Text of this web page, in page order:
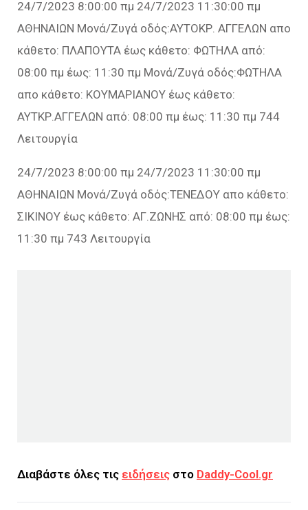
24/7/2023 8:00:00 πμ 24/7/2023 11:30:00 πμ
ΑΘΗΝΑΙΩΝ Μονά/Ζυγά οδός:ΑΥΤΟΚΡ. ΑΓΓΕΛΩΝ απο
κάθετο: ΠΛΑΠΟΥΤΑ έως κάθετο: ΦΩΤΗΛΑ από:
08:00 πμ έως: 11:30 πμ Μονά/Ζυγά οδός:ΦΩΤΗΛΑ
απο κάθετο: ΚΟΥΜΑΡΙΑΝΟΥ έως κάθετο:
ΑΥΤΚΡ.ΑΓΓΕΛΩΝ από: 08:00 πμ έως: 11:30 πμ 744
Λειτουργία
24/7/2023 8:00:00 πμ 24/7/2023 11:30:00 πμ
ΑΘΗΝΑΙΩΝ Μονά/Ζυγά οδός:ΤΕΝΕΔΟΥ απο κάθετο:
ΣΙΚΙΝΟΥ έως κάθετο: ΑΓ.ΖΩΝΗΣ από: 08:00 πμ έως:
11:30 πμ 743 Λειτουργία
Διαβάστε όλες τις ειδήσεις στο Daddy-Cool.gr